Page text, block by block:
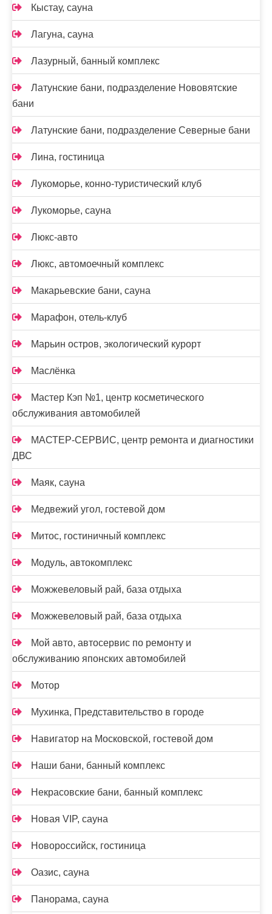
Кыстау, сауна
Лагуна, сауна
Лазурный, банный комплекс
Латунские бани, подразделение Нововятские
бани
Латунские бани, подразделение Северные бани
Лина, гостиница
Лукоморье, конно-туристический клуб
Лукоморье, сауна
Люкс-авто
Люкс, автомоечный комплекс
Макарьевские бани, сауна
Марафон, отель-клуб
Марьин остров, экологический курорт
Маслёнка
Мастер Кэп №1, центр косметического
обслуживания автомобилей
МАСТЕР-СЕРВИС, центр ремонта и диагностики
ДВС
Маяк, сауна
Медвежий угол, гостевой дом
Митос, гостиничный комплекс
Модуль, автокомплекс
Можжевеловый рай, база отдыха
Можжевеловый рай, база отдыха
Мой авто, автосервис по ремонту и
обслуживанию японских автомобилей
Мотор
Мухинка, Представительство в городе
Навигатор на Московской, гостевой дом
Наши бани, банный комплекс
Некрасовские бани, банный комплекс
Новая VIP, сауна
Новороссийск, гостиница
Оазис, сауна
Панорама, сауна